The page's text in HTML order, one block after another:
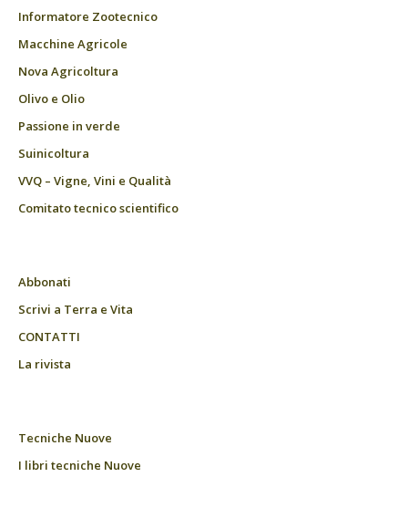
Informatore Zootecnico
Macchine Agricole
Nova Agricoltura
Olivo e Olio
Passione in verde
Suinicoltura
VVQ – Vigne, Vini e Qualità
Comitato tecnico scientifico
Abbonati
Scrivi a Terra e Vita
CONTATTI
La rivista
Tecniche Nuove
I libri tecniche Nuove